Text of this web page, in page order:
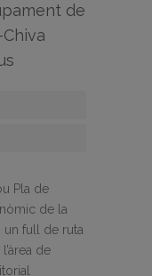
de
Pla de
de la
un full de ruta
de